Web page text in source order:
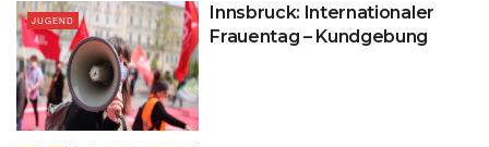
JUGEND
Innsbruck: Internationaler
Frauentag – Kundgebung